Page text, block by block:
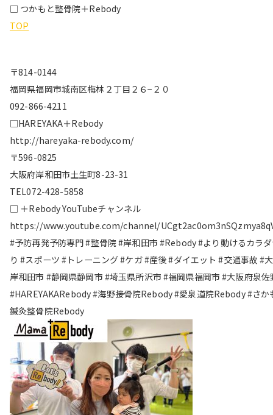
□ つかもと整骨院＋Rebody
TOP
〒814-0144
福岡県福岡市城南区梅林２丁目２６−２０
092-866-4211
□HAREYAKA＋Rebody
http://hareyaka-rebody.com/
〒596-0825
大阪府岸和田市土生町8-23-31
TEL072-428-5858
□ ＋Rebody YouTubeチャンネル
https://www.youtube.com/channel/
#予防再発予防専門 #整骨院 #岸和田市 #Rebody #より動けるカラ
り #スポーツ #トレーニング #ケガ #産後 #ダイエット #交通事故 #
岸和田市 #静岡県静岡市 #埼玉県所沢市 #福岡県福岡市 #大阪府泉佐
#HAREYAKARebody #海野接骨院Rebody #愛泉道院Rebody #さか
鍼灸整骨院Rebody